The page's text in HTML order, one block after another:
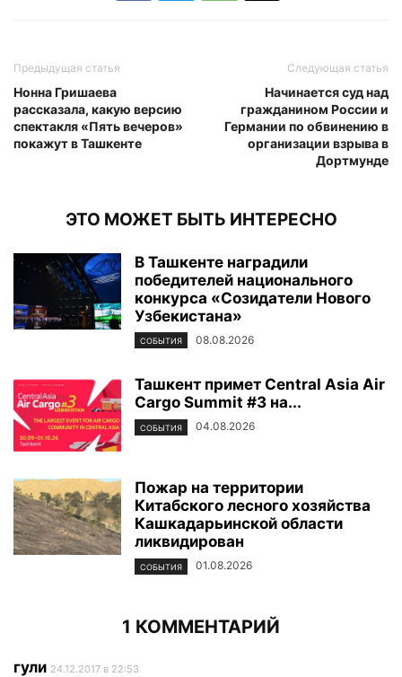
Предыдущая статья
Нонна Гришаева
рассказала, какую версию
спектакля «Пять вечеров»
покажут в Ташкенте
Следующая статья
Начинается суд над
гражданином России и
Германии по обвинению в
организации взрыва в
Дортмунде
ЭТО МОЖЕТ БЫТЬ ИНТЕРЕСНО
В Ташкенте наградили
победителей национального
конкурса «Созидатели Нового
Узбекистана»
СОБЫТИЯ 08.08.2026
Ташкент примет Central Asia Air
Cargo Summit #3 на...
СОБЫТИЯ 04.08.2026
Пожар на территории
Китабского лесного хозяйства
Кашкадарьинской области
ликвидирован
СОБЫТИЯ 01.08.2026
1 КОММЕНТАРИЙ
гули 24.12.2017 в 22:53